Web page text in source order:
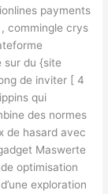
payments
commingle crys
sur du {site
de inviter [ 4
qui
des normes
de hasard avec
Maswerte
optimisation
exploration